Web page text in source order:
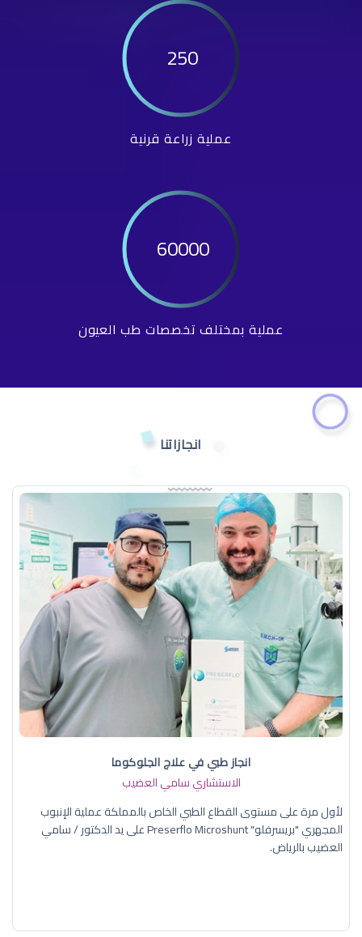
250
عملية زراعة قرنية
60000
عملية بمختلف تخصصات طب العيون
انجازاتنا
انجاز طبي في علاج الجلوكوما
الاستشاري سامي العضيب
لأول مرة على مستوى القطاع الطبي الخاص بالمملكة عملية الإنبوب
المجهري "بريسرفلو" Preserflo Microshunt على يد الدكتور / سامي
العضيب بالرياض.